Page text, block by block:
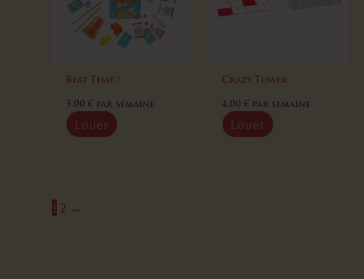
Beat That !
5,00 € par semaine
Louer
Crazy Tower
4,00 € par semaine
Louer
1 2 →